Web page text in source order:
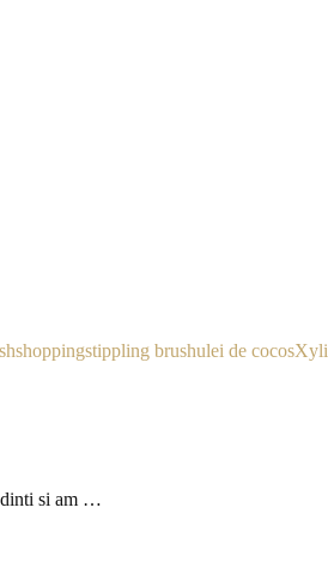
shoppingstippling brushulei de cocos
dinti si am …